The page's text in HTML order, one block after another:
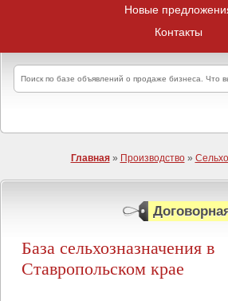
Новые
Контакты
Главная» Производство»
База сельхозназначения в
Ставропольском крае